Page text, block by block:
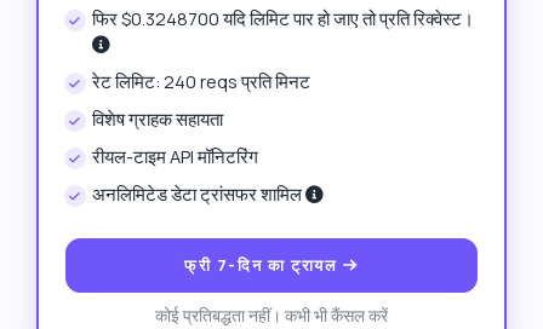
फिर $0.3248700 यदि लिमिट पार हो जाए तो प्रति रिक्वेस्ट।
रेट लिमिट: 240 reqs प्रति मिनट
विशेष ग्राहक सहायता
रीयल-टाइम API मॉनिटरिंग
अनलिमिटेड डेटा ट्रांसफर शामिल
फ्री 7-दिन का ट्रायल
कोई प्रतिबद्धता नहीं। कभी भी कैंसल करें